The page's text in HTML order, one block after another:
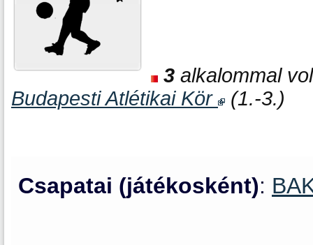
3 alkalommal
Budapesti Atlétikai Kör
(1.-3.)
Csapatai (játékosként):